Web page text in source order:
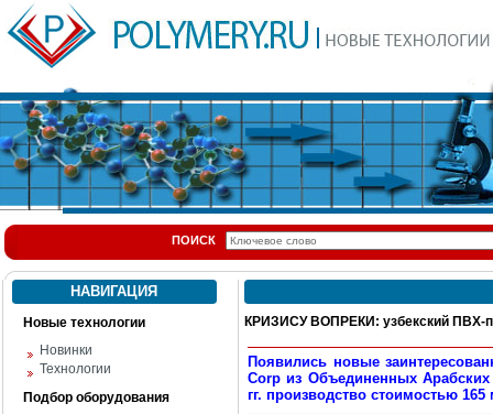
ПОИСК
НАВИГАЦИЯ
Новые технологии
Новинки
Технологии
Подбор оборудования
КРИЗИСУ ВОПРЕКИ: узбекский ПВХ-
Появились новые
Corp из Объединенных Арабских
гг. производство стоимостью